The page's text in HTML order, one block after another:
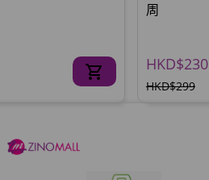
周
HKD$230
HKD$299